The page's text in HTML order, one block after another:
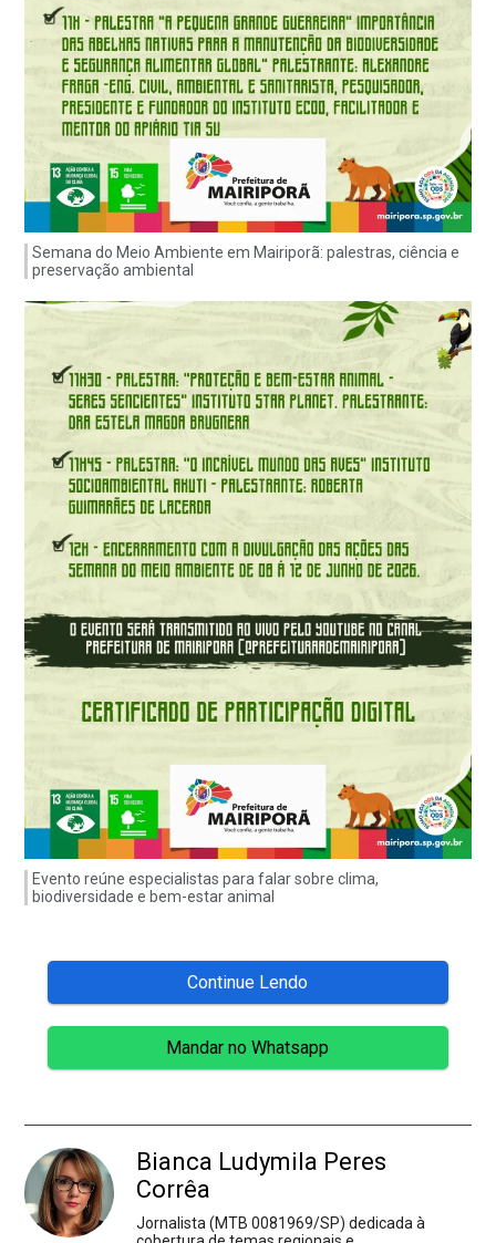
Semana do Meio Ambiente em Mairiporã: palestras, ciência e
preservação ambiental
Evento reúne especialistas para falar sobre clima,
biodiversidade e bem-estar animal
Continue Lendo
Mandar no Whatsapp
Bianca Ludymila Peres
Corrêa
Jornalista (MTB 0081969/SP) dedicada à